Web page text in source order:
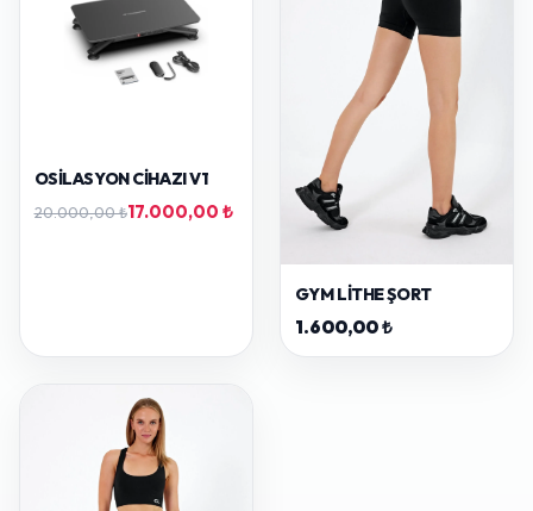
OSILASYON CIHAZI V1
20.000,00 ₺17.000,00 ₺
GYM LITHE ŞORT
1.600,00 ₺